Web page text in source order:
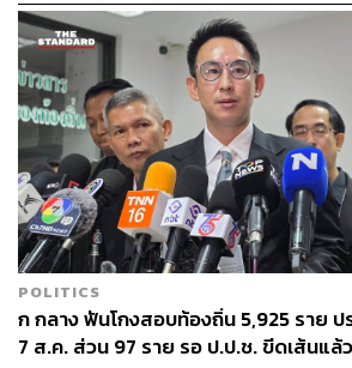
TAGS: กระทรวงมหาดไทย
สุดารัตน์ เกยุ
เบี้ยยังชีพผู้สูงอายุ
วันผู้สูงอายุ
ABOUT THE
POLITICS
ก กลาง ฟันโกงสอบท้องถิ่น 5,925 ราย
7 ส.ค. ส่วน 97 ราย รอ ป.ป.ช. ขีดเส้นแล้